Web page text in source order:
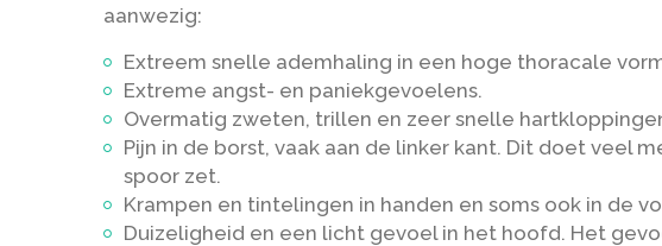
aanwezig:
Extreem snelle ademhaling in een hoge thoracale
Extreme angst- en paniekgevoelens.
Overmatig zweten, trillen en zeer snelle
Pijn in de borst, vaak aan de linker kant. Dit doet veel
spoor zet.
Krampen en tintelingen in handen en soms ook in de
Duizeligheid en een licht gevoel in het hoofd. Het